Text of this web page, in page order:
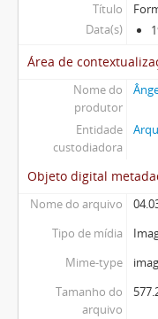
Título
Data(s)
Área de
Nome do
produtor
Entidade
custodiadora
Objeto digital
Nome do arquivo
Tipo de mídia
Mime-type
Tamanho do
arquivo